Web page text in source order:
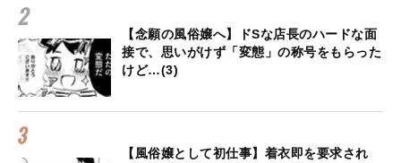
【念願の風俗嬢へ】ドSな店長のハードな面
接で、思いがけず「変態」の称号をもらった
けど…(3)
【風俗嬢として初仕事】着衣即を要求され